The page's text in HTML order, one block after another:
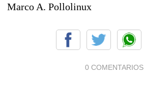
Marco A. Pollolinux
0 COMENTARIOS